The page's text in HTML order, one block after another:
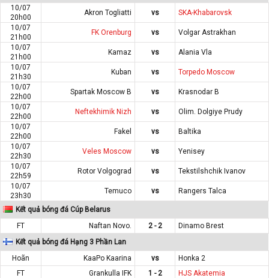
10/07
20h00
Akron Togliatti vs
SKA-Khabarovsk
10/07
21h00
FK Orenburg vs
Volgar Astrakhan
10/07
21h00
Kamaz vs
Alania Vla
10/07
21h30
Kuban vs
Torpedo Moscow
10/07
22h00
Spartak Moscow B vs
Krasnodar B
10/07
22h00
Neftekhimik Nizh vs
Olim. Dolgiye Prudy
10/07
22h00
Fakel vs
Baltika
10/07
22h30
Veles Moscow vs
Yenisey
10/07
22h59
Rotor Volgograd vs
Tekstilshchik Ivanov
10/07
23h30
Temuco vs Rangers Talca
Kết quả bóng đá Cúp Belarus
FT
Naftan Novo. 2 - 2
Dinamo Brest
Kết quả bóng đá Hạng 3 Phần Lan
Hoãn
KaaPo Kaarina vs
Honka 2
FT
Grankulla IFK 1 - 2
HJS Akatemia